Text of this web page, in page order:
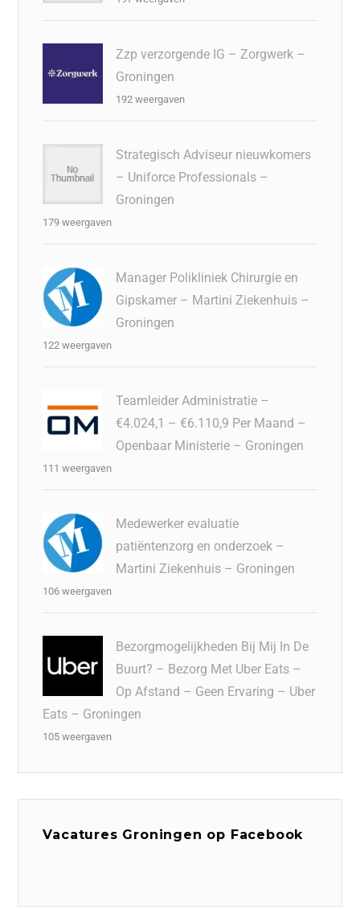
Zzp verzorgende IG – Zorgwerk –
Groningen
192 weergaven
Strategisch Adviseur nieuwkomers
– Uniforce Professionals –
Groningen
179 weergaven
Manager Polikliniek Chirurgie en
Gipskamer – Martini Ziekenhuis –
Groningen
122 weergaven
Teamleider Administratie –
€4.024,1 – €6.110,9 Per Maand –
Openbaar Ministerie – Groningen
111 weergaven
Medewerker evaluatie
patiëntenzorg en onderzoek –
Martini Ziekenhuis – Groningen
106 weergaven
Bezorgmogelijkheden Bij Mij In De
Buurt? – Bezorg Met Uber Eats –
Op Afstand – Geen Ervaring – Uber
Eats – Groningen
105 weergaven
Vacatures Groningen op Facebook